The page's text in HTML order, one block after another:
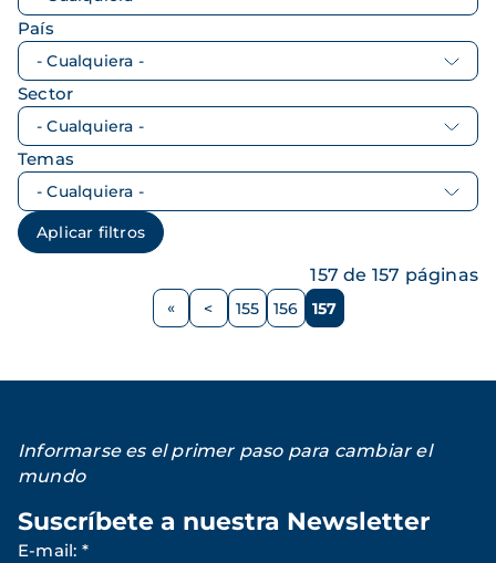
País
Sector
Temas
Página
< Página
155 Página
156 Página
157
157 de 157 páginas
Informarse es el primer paso para cambiar el
mundo
Suscríbete a nuestra Newsletter
E-mail: *